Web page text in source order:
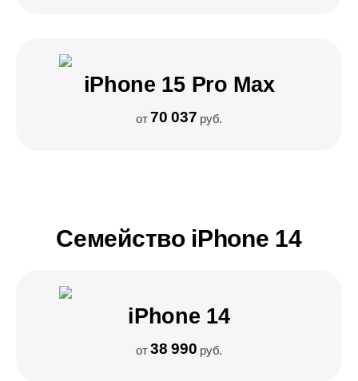
iPhone 15 Pro Max
от70 037 руб.
Семейство iPhone 14
iPhone 14
от38 990 руб.